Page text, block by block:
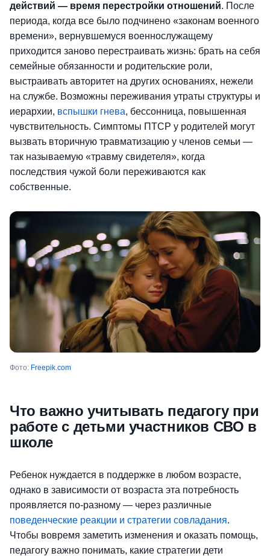
действий — время перестройки отношений. После
периода, когда все было подчинено «законам военного
времени», вернувшемуся военнослужащему
приходится заново перестраивать жизнь: брать на себя
семейные обязанности и родительские роли,
выстраивать авторитет на других основаниях, нежели
на службе. Возможны переживания утраты структуры и
иерархии, вспышки гнева, бессонница, повышенная
чувствительность. Симптомы ПТСР у родителей могут
вызвать вторичную травматизацию у членов семьи —
так называемую «травму свидетеля», когда
последствия чужой боли переживаются как
собственные.
Фото: Freepik.com
Что важно учитывать педагогу при
работе с детьми участников СВО в
школе
Ребенок нуждается в поддержке в любом возрасте,
однако в зависимости от возраста эта потребность
проявляется по-разному — через различные
поведенческие реакции и стратегии совладания.
Чтобы вовремя заметить изменения и оказать помощь,
педагогу важно понимать, какие стратегии дети